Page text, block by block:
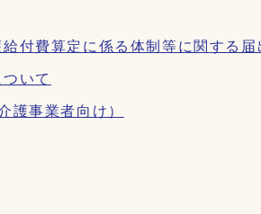
付費算定に係る体制等に関する届
いて
護事業者向け）